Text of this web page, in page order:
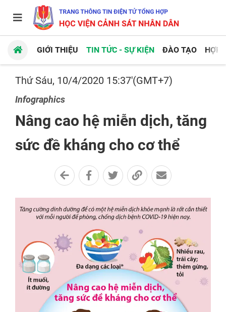
GIỚI THIỆU TIN TỨC - SỰ KIỆN ĐÀO TẠO HỢP
Thứ Sáu, 10/4/2020 15:37'(GMT+7)
Infographics
Nâng cao hệ miễn dịch, tăng
sức đề kháng cho cơ thể